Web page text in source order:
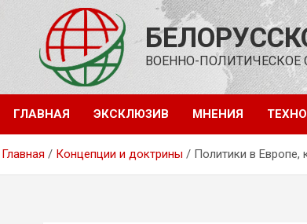
содержимому
ВОЕННО-ПОЛИТИЧЕСКОЕ
ГЛАВНАЯ ЭКСКЛЮЗИВ МНЕНИЯ
Главная Концепции и доктрины Политики в Европе,